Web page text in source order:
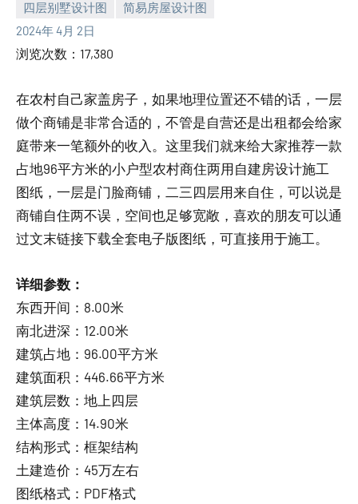
四层别墅设计图
简易房屋设计图
2024年 4月 2日
yacool
浏览次数：17,380
在农村自己家盖房子，如果地理位置还不错的话，一层
做个商铺是非常合适的，不管是自营还是出租都会给家
庭带来一笔额外的收入。这里我们就来给大家推荐一款
占地96平方米的小户型农村商住两用自建房设计施工
图纸，一层是门脸商铺，二三四层用来自住，可以说是
商铺自住两不误，空间也足够宽敞，喜欢的朋友可以通
过文末链接下载全套电子版图纸，可直接用于施工。
详细参数：
东西开间：8.00米
南北进深：12.00米
建筑占地：96.00平方米
建筑面积：446.66平方米
建筑层数：地上四层
主体高度：14.90米
结构形式：框架结构
土建造价：45万左右
图纸格式：PDF格式